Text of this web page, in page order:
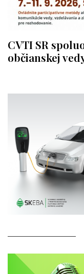
CVTI SR
občianskej